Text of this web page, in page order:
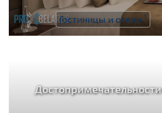
Гостиницы и отели1
Достопримечательности